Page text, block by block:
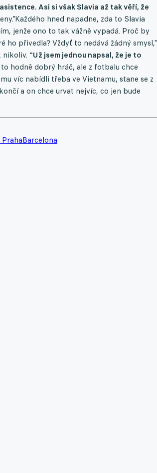
Asi si však Slavia až tak věří, že
hned napadne, zda to Slavia
jenže ono to tak vážně vypadá. Proč by
ho přivedla? Vždyť to nedává žádný smysl,"
nikoliv. "Už jsem jednou napsal, že je to
hodně dobrý hráč, ale z fotbalu chce
víc nabídli třeba ve Vietnamu, stane se z
a on chce urvat nejvíc, co jen bude
PrahaBarcelona